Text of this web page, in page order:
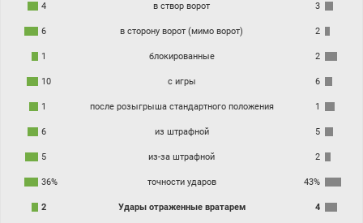
4 в створ ворот 3
6 в сторону ворот (мимо ворот) 2
1 блокированные 2
10 с игры 6
1 после розыгрыша стандартного положения 1
6 из штрафной 5
5 из-за штрафной 2
36% точности ударов 43%
2 Удары отраженные вратарем 4